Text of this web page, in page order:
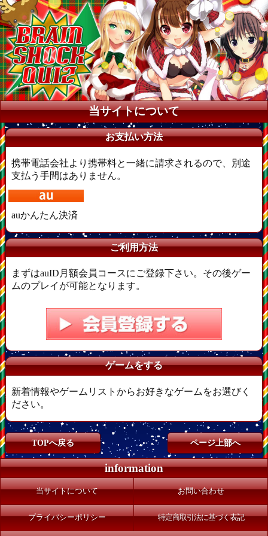
当サイトについて
お支払い方法
携帯電話会社より携帯料と一緒に請求されるので、別途
支払う手間はありません。
auかんたん決済
ご利用方法
まずはauID月額会員コースにご登録下さい。その後ゲー
ムのプレイが可能となります。
ゲームをする
新着情報やゲームリストからお好きなゲームをお選びく
ださい。
TOPへ戻る ページ上部へ
information
当サイトについて お問い合わせ
プライバシーポリシー 特定商取引法に基づく表記